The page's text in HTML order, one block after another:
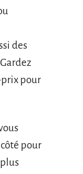
des
pour
pour